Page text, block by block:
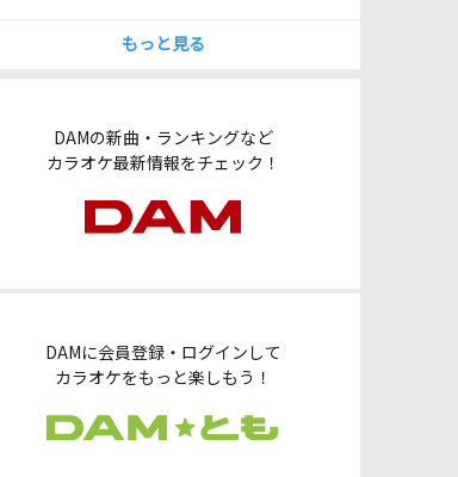
もっと見る
DAMの新曲・ランキングなど
カラオケ最新情報をチェック！
DAMに会員登録・ログインして
カラオケをもっと楽しもう！